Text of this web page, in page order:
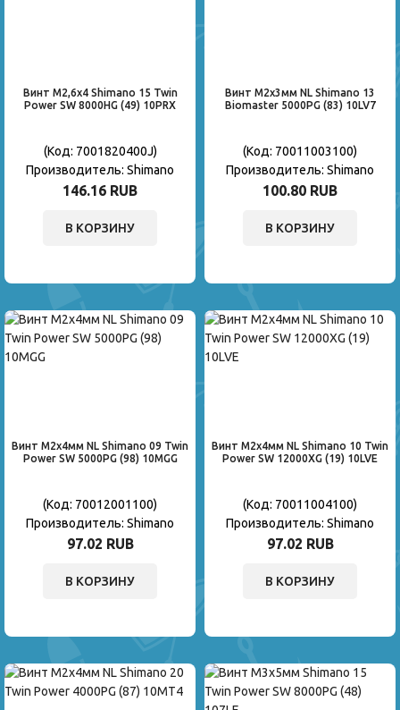
Винт M2,6x4 Shimano 15 Twin
Power SW 8000HG (49) 10PRX
(Код: 7001820400J)
Производитель: Shimano
146.16 RUB
В КОРЗИНУ
Винт M2x3мм NL Shimano 13
Biomaster 5000PG (83) 10LV7
(Код: 70011003100)
Производитель: Shimano
100.80 RUB
В КОРЗИНУ
Винт M2x4мм NL Shimano 09 Twin
Power SW 5000PG (98) 10MGG
(Код: 70012001100)
Производитель: Shimano
97.02 RUB
В КОРЗИНУ
Винт M2x4мм NL Shimano 10 Twin
Power SW 12000XG (19) 10LVE
(Код: 70011004100)
Производитель: Shimano
97.02 RUB
В КОРЗИНУ